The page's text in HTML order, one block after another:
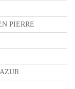
PIERRE